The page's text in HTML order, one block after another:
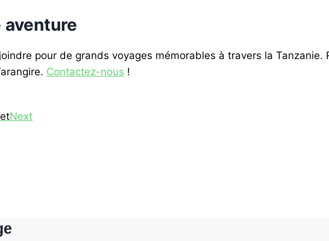
aventure
pour de grands voyages mémorables à travers la
Contactez-nous !
Next